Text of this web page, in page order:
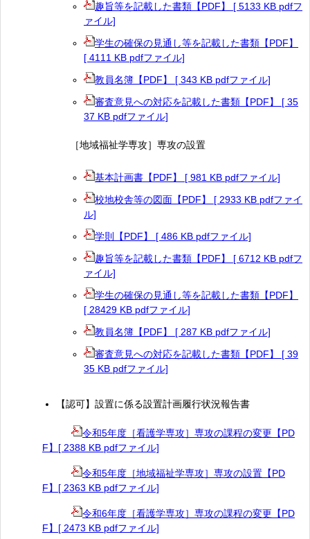
趣旨等を記載した書類【PDF】 [ 5133 KB pdfフ
ァイル]
学生の確保の見通し等を記載した書類【PDF】
[ 4111 KB pdfファイル]
教員名簿【PDF】 [ 343 KB pdfファイル]
審査意見への対応を記載した書類【PDF】 [ 35
37 KB pdfファイル]
［地域福祉学専攻］専攻の設置
基本計画書【PDF】 [ 981 KB pdfファイル]
校地校舎等の図面【PDF】 [ 2933 KB pdfファイ
ル]
学則【PDF】 [ 486 KB pdfファイル]
趣旨等を記載した書類【PDF】 [ 6712 KB pdfフ
ァイル]
学生の確保の見通し等を記載した書類【PDF】
[ 28429 KB pdfファイル]
教員名簿【PDF】 [ 287 KB pdfファイル]
審査意見への対応を記載した書類【PDF】 [ 39
35 KB pdfファイル]
【認可】設置に係る設置計画履行状況報告書
令和5年度［看護学専攻］専攻の課程の変更【PD
F】[ 2388 KB pdfファイル]
令和5年度［地域福祉学専攻］専攻の設置【PD
F】[ 2363 KB pdfファイル]
令和6年度［看護学専攻］専攻の課程の変更【PD
F】[ 2473 KB pdfファイル]